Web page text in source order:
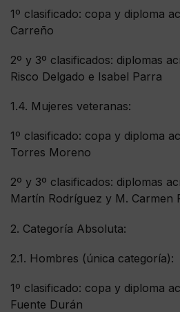
1º clasificado: copa y diploma
Carreño
2º y 3º clasificados: diplomas
Risco Delgado e Isabel Parra
1.4. Mujeres veteranas:
1º clasificado: copa y diploma
Torres Moreno
2º y 3º clasificados: diplomas
Martín Rodríguez y M. Carmen
2. Categoría Absoluta:
2.1. Hombres (única categoría):
1º clasificado: copa y diploma
Fuente Durán